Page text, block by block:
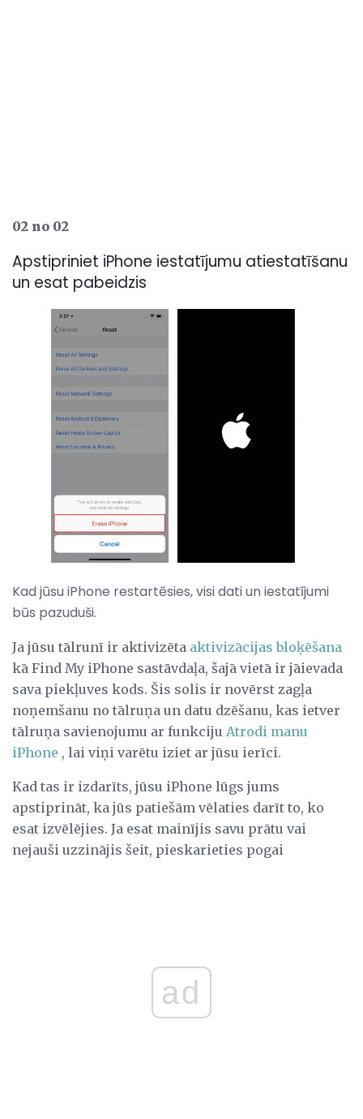
02 no 02
Apstipriniet iPhone iestatījumu atiestatīšanu
un esat pabeidzis
Kad jūsu iPhone restartēsies, visi dati un iestatījumi
būs pazuduši.
Ja jūsu tālrunī ir aktivizēta aktivizācijas bloķēšana
kā Find My iPhone sastāvdaļa, šajā vietā ir jāievada
sava piekļuves kods. Šis solis ir novērst zagļa
noņemšanu no tālruņa un datu dzēšanu, kas ietver
tālruņa savienojumu ar funkciju Atrodi manu
iPhone , lai viņi varētu iziet ar jūsu ierīci.
Kad tas ir izdarīts, jūsu iPhone lūgs jums
apstiprināt, ka jūs patiešām vēlaties darīt to, ko
esat izvēlējies. Ja esat mainījis savu prātu vai
nejauši uzzinājis šeit, pieskarieties pogai
ad